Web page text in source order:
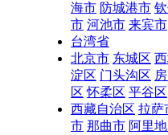
海市 防城港市
市 河池市 来宾市
台湾省
北京市 东城区
淀区 门头沟区
区 怀柔区 平谷区
西藏自治区 拉萨
市 那曲市 阿里